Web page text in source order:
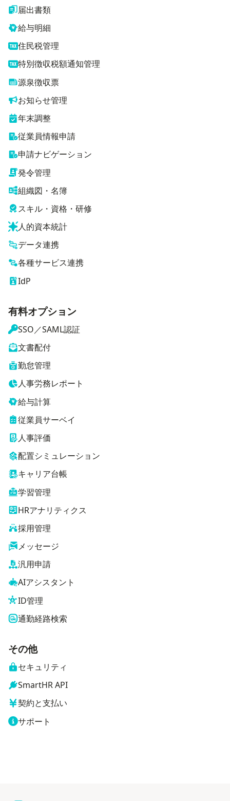
届出書類
給与明細
住民税管理
特別徴収税額通知管理
源泉徴収票
お知らせ管理
年末調整
従業員情報申請
申請ナビゲーション
発令管理
組織図・名簿
スキル・資格・研修
人的資本統計
データ連携
各種サービス連携
IdP
有料オプション
SSO／SAML認証
文書配付
勤怠管理
人事労務レポート
給与計算
従業員サーベイ
人事評価
配置シミュレーション
キャリア台帳
学習管理
HRアナリティクス
採用管理
メッセージ
汎用申請
AIアシスタント
ID管理
通勤経路検索
その他
セキュリティ
SmartHR API
契約と支払い
サポート